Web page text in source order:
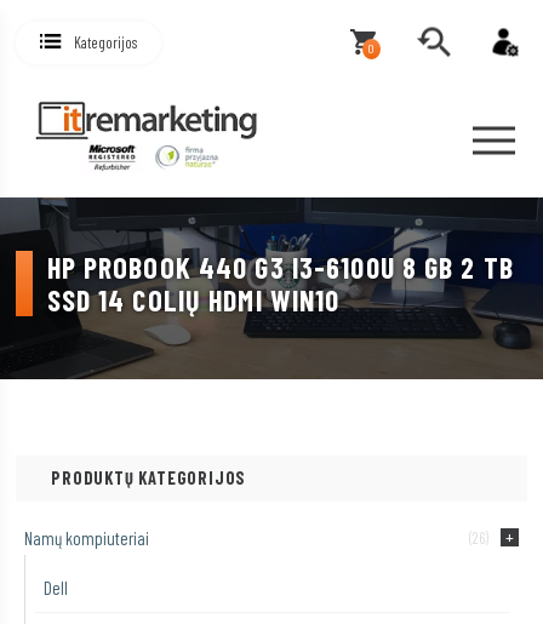
Kategorijos 0
HP PROBOOK 440 G3 I3-6100U 8 GB 2 TB
SSD 14 COLIŲ HDMI WIN10
PRODUKTŲ KATEGORIJOS
Namų kompiuteriai (26)
Dell